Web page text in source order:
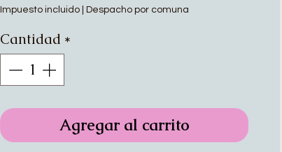
Impuesto incluido Despacho por comuna
Cantidad *
Agregar al carrito